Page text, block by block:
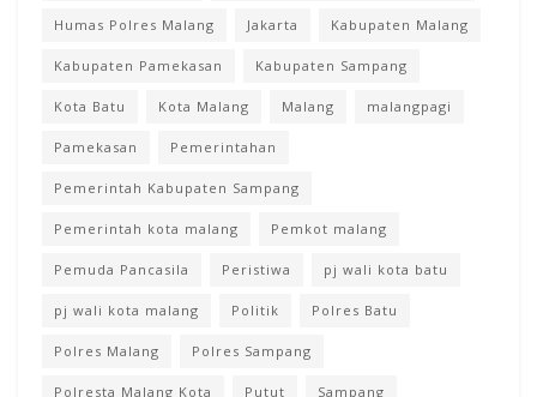
Humas Polres Malang Jakarta Kabupaten Malang
Kabupaten Pamekasan Kabupaten Sampang
Kota Batu Kota Malang Malang malangpagi
Pamekasan Pemerintahan
Pemerintah Kabupaten Sampang
Pemerintah kota malang Pemkot malang
Pemuda Pancasila Peristiwa pj wali kota batu
pj wali kota malang Politik Polres Batu
Polres Malang Polres Sampang
Polresta Malang Kota Putut Sampang